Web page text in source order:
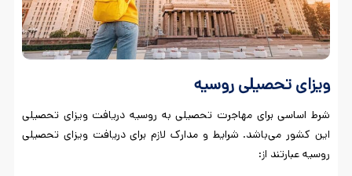
ویزای تحصیلی روسیه
شرط اساسی برای مهاجرت تحصیلی به روسیه دریافت ویزای تحصیلی
این کشور می‌باشد. شرایط و مدارک لازم برای دریافت ویزای تحصیلی
روسیه عبارتند از: